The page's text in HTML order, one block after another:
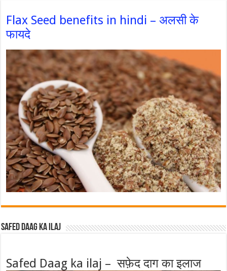
Flax Seed benefits in hindi – अलसी के
फायदे
Safed Daag ka ilaj
Safed Daag ka ilaj – सफ़ेद दाग का इलाज